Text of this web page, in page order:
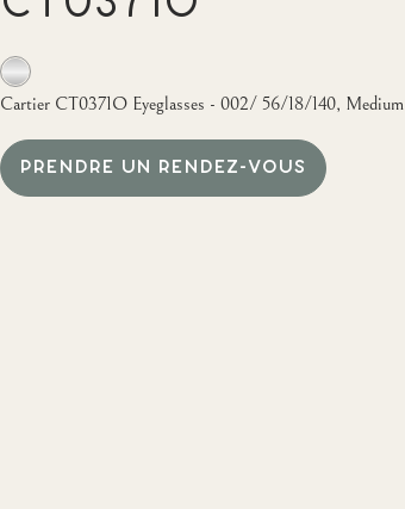
Cartier CT0371O Eyeglasses - 002/ 56/18/140, Medium
PRENDRE UN RENDEZ-VOUS